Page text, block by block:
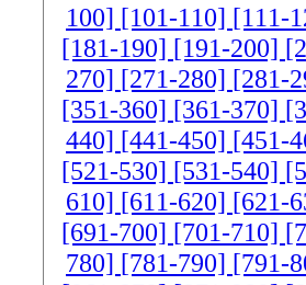
100] [101-110] [111-
[181-190] [191-200]
270] [271-280] [281-
[351-360] [361-370]
440] [441-450] [451-
[521-530] [531-540]
610] [611-620] [621-
[691-700] [701-710]
780] [781-790] [791-